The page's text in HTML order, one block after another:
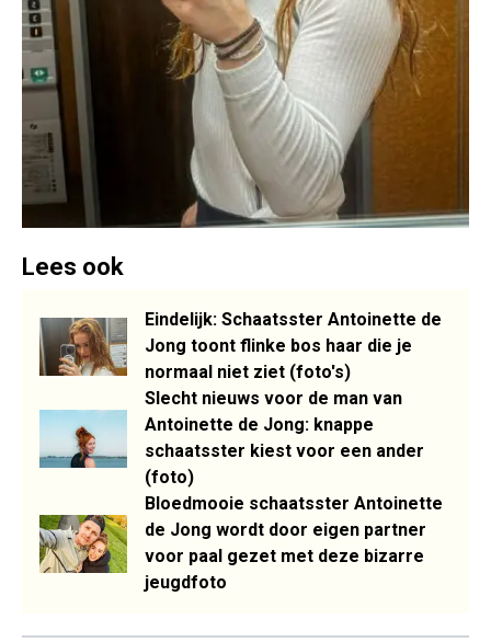
Lees ook
Eindelijk: Schaatsster Antoinette de
Jong toont flinke bos haar die je
normaal niet ziet (foto's)
Slecht nieuws voor de man van
Antoinette de Jong: knappe
schaatsster kiest voor een ander
(foto)
Bloedmooie schaatsster Antoinette
de Jong wordt door eigen partner
voor paal gezet met deze bizarre
jeugdfoto